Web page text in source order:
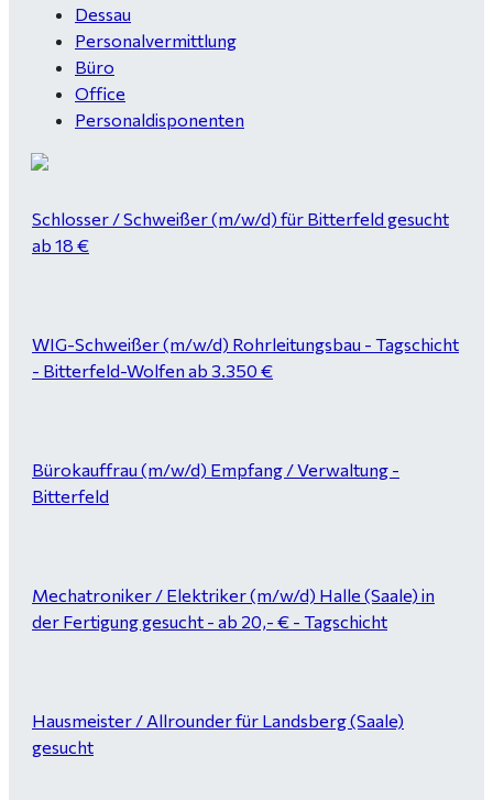
Dessau
Personalvermittlung
Büro
Office
Personaldisponenten
Schlosser / Schweißer (m/w/d) für Bitterfeld gesucht
ab 18 €
WIG-Schweißer (m/w/d) Rohrleitungsbau - Tagschicht
- Bitterfeld-Wolfen ab 3.350 €
Bürokauffrau (m/w/d) Empfang / Verwaltung -
Bitterfeld
Mechatroniker / Elektriker (m/w/d) Halle (Saale) in
der Fertigung gesucht - ab 20,- € - Tagschicht
Hausmeister / Allrounder für Landsberg (Saale)
gesucht